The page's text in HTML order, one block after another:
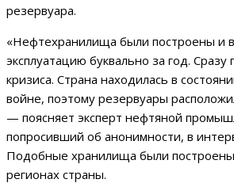
резервуара.
«Нефтехранилища были построены и
эксплуатацию буквально за год. Сразу
кризиса. Страна находилась в
войне, поэтому резервуары
— поясняет эксперт нефтяной
попросивший об анонимности, в
Подобные хранилища были
регионах страны.